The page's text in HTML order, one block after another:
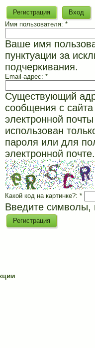
Регистрация
Вход
Имя пользователя: *
Ваше имя
пунктуации за
подчеркивания.
Email-адрес: *
Существующий
сообщения с
электронной
использован
пароля или для
электронной почте.
Какой код на картинке?: *
Введите символы,